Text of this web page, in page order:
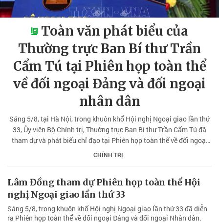
Toàn văn phát biểu của
Thường trực Ban Bí thư Trần
Cẩm Tú tại Phiên họp toàn thể
về đối ngoại Đảng và đối ngoại
nhân dân
Sáng 5/8, tại Hà Nội, trong khuôn khổ Hội nghị Ngoại giao lần thứ
33, Ủy viên Bộ Chính trị, Thường trực Ban Bí thư Trần Cẩm Tú đã
tham dự và phát biểu chỉ đạo tại Phiên họp toàn thể về đối ngoại
Đảng và đối ngoại nhân dân. Báo và Phát thanh, Truyền hình Lâm
Đồng trân trọng giới thiệu toàn văn bài phát biểu của Ủy viên Bộ
CHÍNH TRỊ
Lâm Đồng tham dự Phiên họp toàn thể Hội
nghị Ngoại giao lần thứ 33
Sáng 5/8, trong khuôn khổ Hội nghị Ngoại giao lần thứ 33 đã diễn
ra Phiên họp toàn thể về đối ngoại Đảng và đối ngoại Nhân dân.